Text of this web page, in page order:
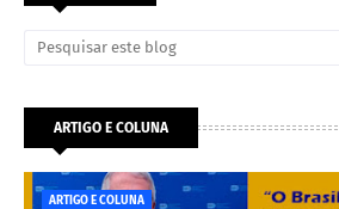
ARTIGO E COLUNA
ARTIGO E COLUNA